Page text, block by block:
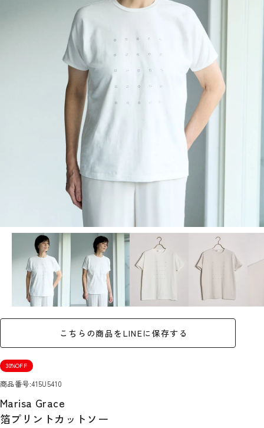
こちらの商品をLINEに保存する
30%OFF
商品番号 415U5410
Marisa Grace
箔プリントカットソー